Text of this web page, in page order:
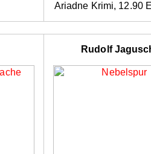
Ariadne Krimi, 12.90
Rudolf